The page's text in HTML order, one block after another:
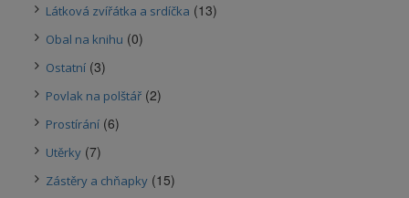
Látková zvířátka a srdíčka (13)
Obal na knihu (0)
Ostatní (3)
Povlak na polštář (2)
Prostírání (6)
Utěrky (7)
Zástěry a chňapky (15)